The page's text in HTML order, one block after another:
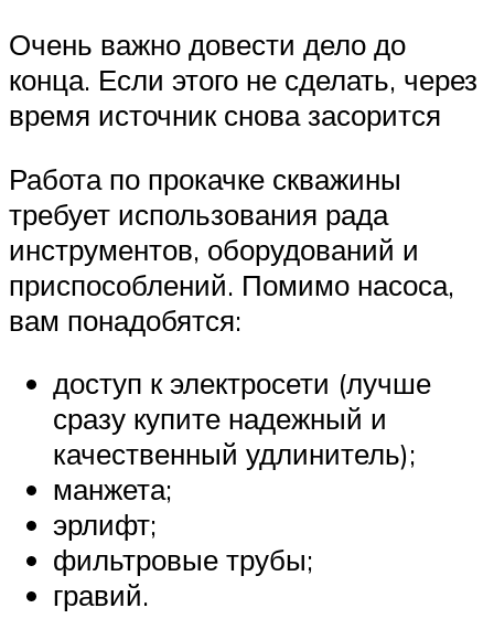
Очень важно довести дело до
конца. Если этого не сделать, через
время источник снова засорится
Работа по прокачке скважины
требует использования рада
инструментов, оборудований и
приспособлений. Помимо насоса,
вам понадобятся:
доступ к электросети (лучше
сразу купите надежный и
качественный удлинитель);
манжета;
эрлифт;
фильтровые трубы;
гравий.